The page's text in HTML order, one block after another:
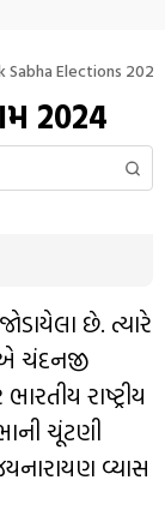
Sabha Elections
2024
છે. ત્યારે
ચંદનજી
રાષ્ટ્રીય
ચૂંટણી
વ્યાસ